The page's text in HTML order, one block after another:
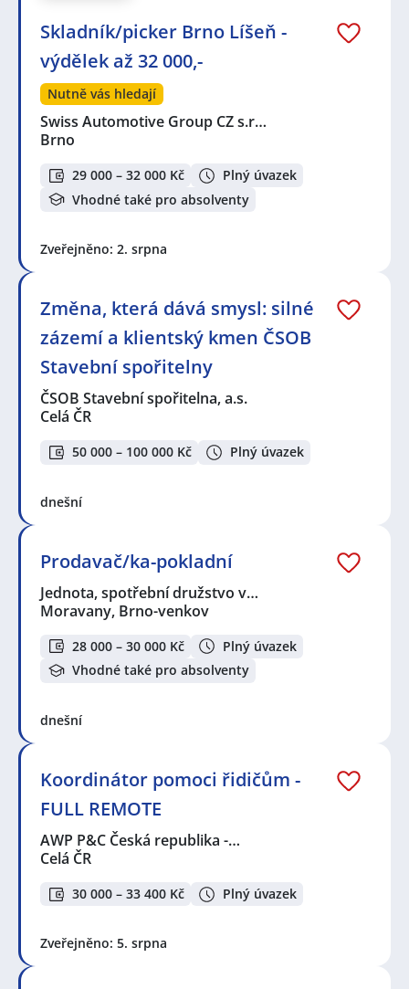
Skladník/picker Brno Líšeň -
výdělek až 32 000,-
Nutně vás hledají
Swiss Automotive Group CZ s.r…
Brno
29 000 – 32 000 Kč
Plný úvazek
Vhodné také pro absolventy
Zveřejněno: 2. srpna
Změna, která dává smysl: silné
zázemí a klientský kmen ČSOB
Stavební spořitelny
ČSOB Stavební spořitelna, a.s.
Celá ČR
50 000 – 100 000 Kč Plný úvazek
dnešní
Prodavač/ka-pokladní
Jednota, spotřební družstvo v…
Moravany, Brno-venkov
28 000 – 30 000 Kč
Plný úvazek
Vhodné také pro absolventy
dnešní
Koordinátor pomoci řidičům -
FULL REMOTE
AWP P&C Česká republika -…
Celá ČR
30 000 – 33 400 Kč Plný úvazek
Zveřejněno: 5. srpna